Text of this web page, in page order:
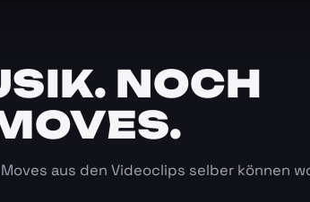
NOCH
aus den Videoclips selber können